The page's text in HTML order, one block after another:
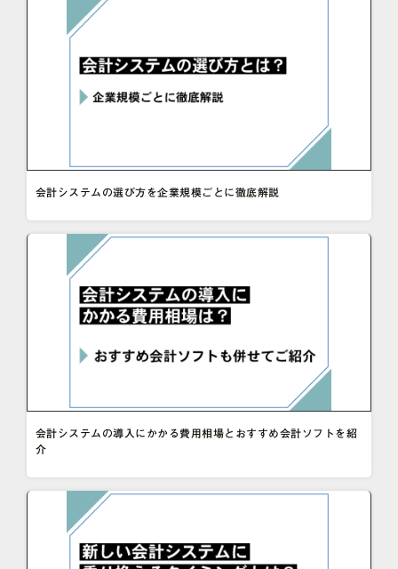
会計システムの選び方を企業規模ごとに徹底解説
会計システムの導入にかかる費用相場とおすすめ会計ソフトを紹
介